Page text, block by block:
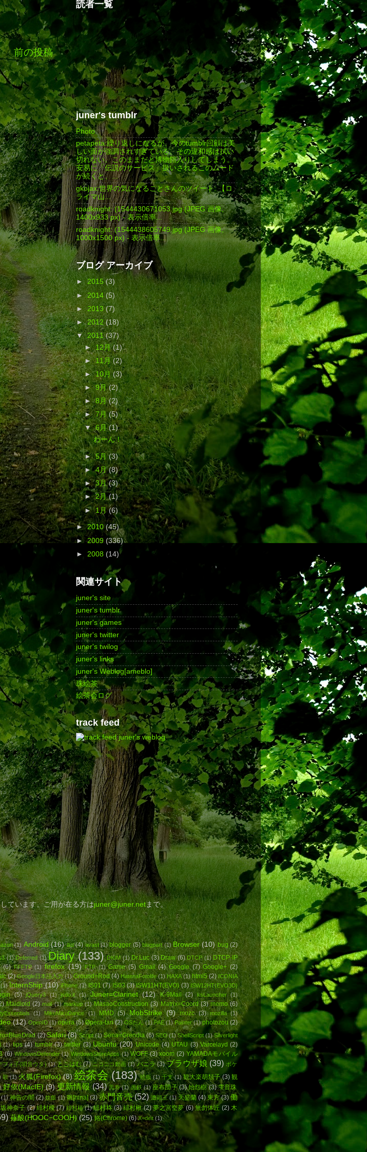
前の投稿
読者一覧
juner's tumblr
Photo
petapeta:繰り返しになるが、今のtumblr回顧は美
しい面が強調されすぎている。その違和感は拭い
切れない。このままだと博物館入りしてしまう。
安易に「伝説のサービス」扱いされるこのムード
が続くと、...
gkojax:世界の気になることさんのツイート: 【ロ
ライマ山...
roadknight: (1544430671053.jpg (JPEG 画像,
1400x933 px) - 表示倍率...
roadknight: (1544438605749.jpg (JPEG 画像,
1000x1500 px) - 表示倍率...
ブログ アーカイブ
►2015(3)
►2014(5)
►2013(7)
►2012(18)
▼2011(37)
►12月(1)
►11月 (2)
►10月(3)
►9月(2)
►8月(2)
►7月(5)
▼6月(1)
わーん！
►5月(3)
►4月(8)
►3月(3)
►2月(1)
►1月(6)
►2010(45)
►2009 (336)
► 2008 (14)
関連サイト
juner's site
juner's tumblr
juner's games
juner's twitter
juner's twilog
juner's links
juner's Weblog[ameblo]
珠絵茶
絵茶会ログ
track feed
juner's weblog
ています。ご用が在る方はjuner@juner.netまで。
(1) Android (16) au (4) avast (1) blogger (5) blogpart (1) Browser (10) bug (2)
(1) Deferred (1) Diary (133) DKIM (1) Dr.Luc (3) Draw (6) DTCP (1) DTCP-IP
(6) FFFTP (1) firefox (19) FTP (1) Game (5) Gmail (4) Google (7) Google+ (2)
(2) Google日本語入力 (1) Ground=Rod (4) HatenaFotolife (1) HAXA (1) html5 (2) ICONIA
(1) InternShip (10) iPhone (1) IS01 (7) IS03 (3) ISW11HT(EVO) (3) ISW12HT(EVO3D)
(5) jQuery3 (1) jsdo.it (1) Juner=Clarinet (12) K-9Mail (2) ksLauncher (1)
Maidloid (2) mail (1) markup (1) MasaoConstruction (3) Matrix=Coord (3) memo (6)
(1) MikuMikuDance (1) MMD (5) MobStrike (9) mozc (3) mozilla (1)
(12) OpenID (1) opera (5) Øpera-tan (2) OSたん (1) PAE (1) Painter (1) photozou (2)
(2) Safari (8) Script (1) Sena=Grendia (6) SEO (1) ShellScript (1) Silverlight
(1) tips (4) tumblr (3) twitter (3) Ubuntu (20) Unicode (4) UTAU (3) Varcelayd (2)
(6) WindowsDefender (1) WindowsStoreApps (1) WOFF (3) xoom (2) YAMADAモバイル
フォ子(唄音ウタ) (1) とこはむ (7) ニコニコ動画 (1) バニラ (3) ブラウザ娘 (39) ポケ
歌 (1) 火狐(Firefox) (8) 絵茶会 (183) 絵板 (1) 干支 (1) 観大楽胡頽子 (3) 観
好依(MacIE) (9) 更新情報 (34) 黒寿 (1) 黒鉄 (1) 座布団子 (3) 始怨樹 (3) 雫音珠
(1) 神告の闇 (2) 炊飯 (1) 雛[hina] (3) 赤門音売 (52) 遭顕玉 (1) 天盛蘭 (4) 東方 (3) 働
神奈子 (2) 緋村榎 (7) 緋村椿 (1) 緋村柊 (3) 緋村楸 (2) 夢之宮空夢 (6) 無勿体匠 (2) 木
蓚酸(HOOC−COOH) (25) 鉻(Chrome) (6) Χ=deit (1)